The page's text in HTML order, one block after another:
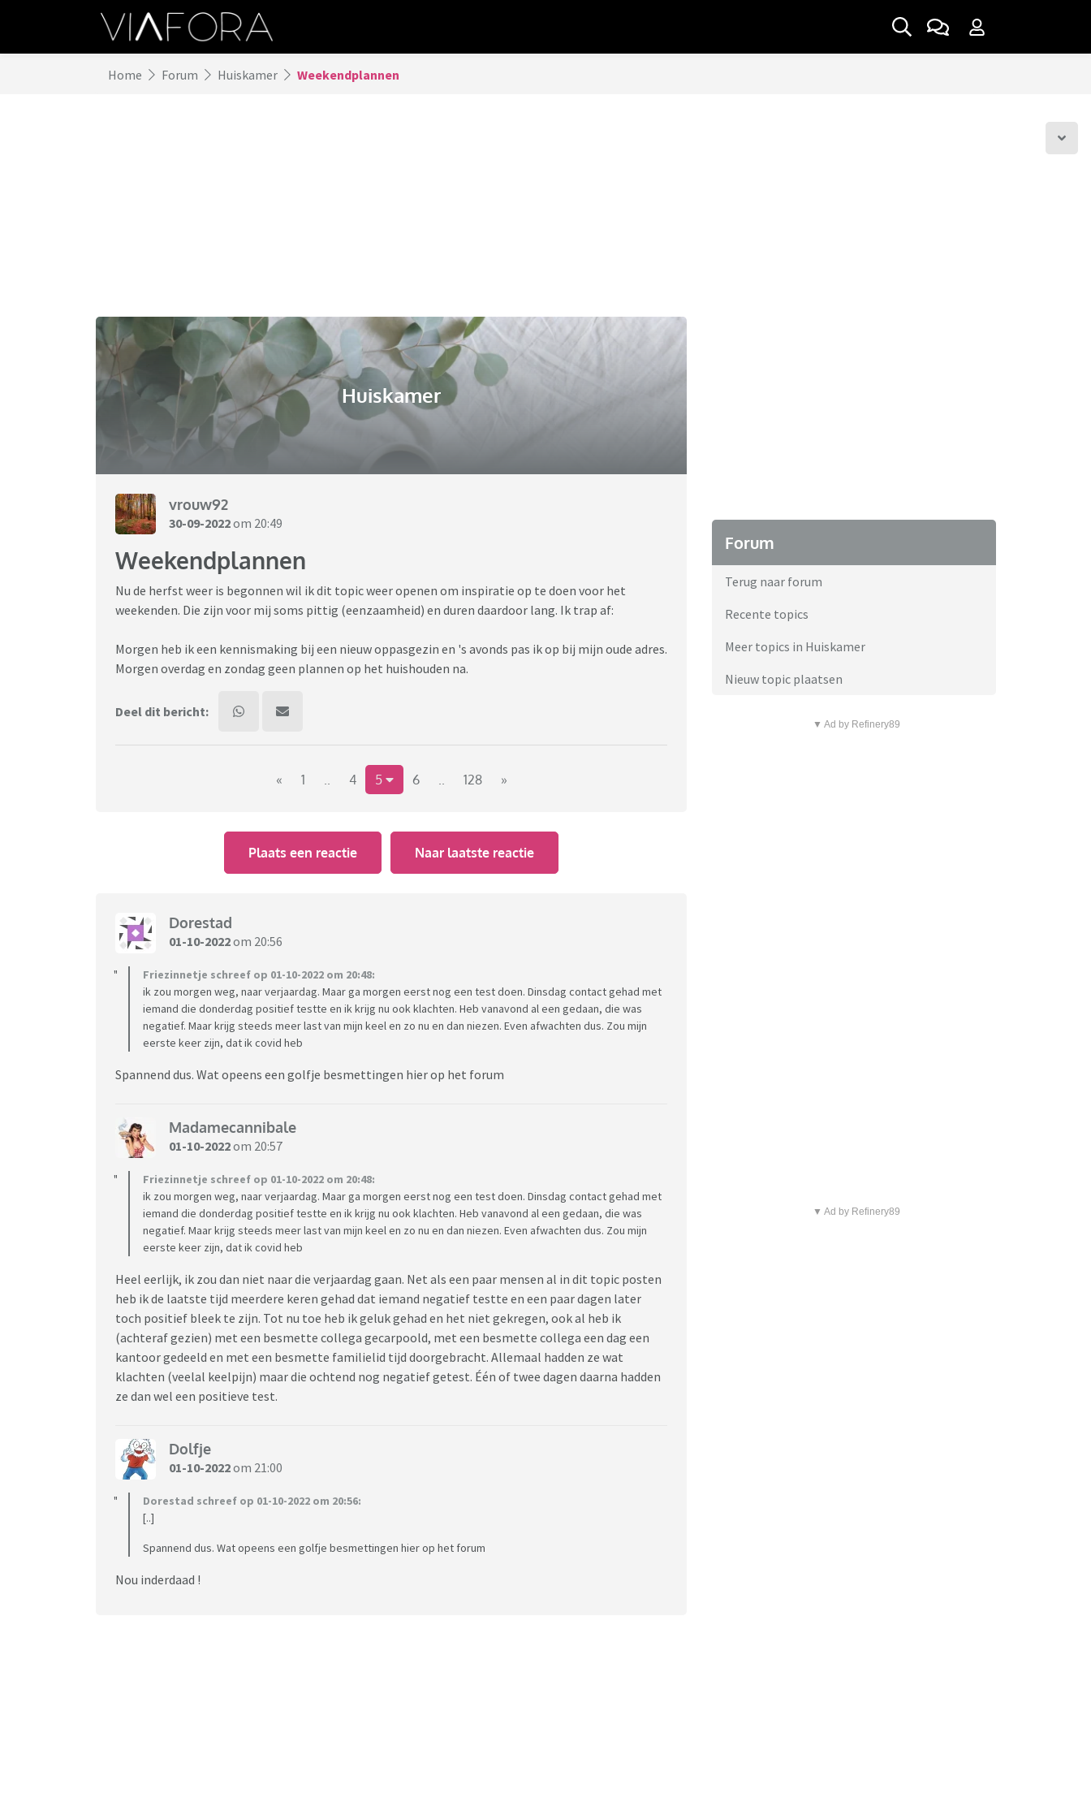
Home Forum Huiskamer Weekendplannen
Huiskamer
vrouw92
30-09-2022om 20:49
Weekendplannen
Nu de herfst weer is begonnen wil ik dit topic weer openen om inspiratie op te doen voor het
weekenden. Die zijn voor mij soms pittig (eenzaamheid) en duren daardoor lang. Ik trap af:
Morgen heb ik een kennismaking bij een nieuw oppasgezin en 's avonds pas ik op bij mijn oude adres.
Morgen overdag en zondag geen plannen op het huishouden na.
Deel dit bericht:
« 1 .. 4 5 6 .. 128 »
Plaats een reactie Naar laatste reactie
Dorestad
01-10-2022om 20:56
Friezinnetje schreef op 01-10-2022 om 20:48:
ik zou morgen weg, naar verjaardag. Maar ga morgen eerst nog een test doen. Dinsdag contact gehad met
iemand die donderdag positief testte en ik krijg nu ook klachten. Heb vanavond al een gedaan, die was
negatief. Maar krijg steeds meer last van mijn keel en zo nu en dan niezen. Even afwachten dus. Zou mijn
eerste keer zijn, dat ik covid heb
Spannend dus. Wat opeens een golfje besmettingen hier op het forum
Madamecannibale
01-10-2022om 20:57
Friezinnetje schreef op 01-10-2022 om 20:48:
ik zou morgen weg, naar verjaardag. Maar ga morgen eerst nog een test doen. Dinsdag contact gehad met
iemand die donderdag positief testte en ik krijg nu ook klachten. Heb vanavond al een gedaan, die was
negatief. Maar krijg steeds meer last van mijn keel en zo nu en dan niezen. Even afwachten dus. Zou mijn
eerste keer zijn, dat ik covid heb
Heel eerlijk, ik zou dan niet naar die verjaardag gaan. Net als een paar mensen al in dit topic posten
heb ik de laatste tijd meerdere keren gehad dat iemand negatief testte en een paar dagen later
toch positief bleek te zijn. Tot nu toe heb ik geluk gehad en het niet gekregen, ook al heb ik
(achteraf gezien) met een besmette collega gecarpoold, met een besmette collega een dag een
kantoor gedeeld en met een besmette familielid tijd doorgebracht. Allemaal hadden ze wat
klachten (veelal keelpijn) maar die ochtend nog negatief getest. Één of twee dagen daarna hadden
ze dan wel een positieve test.
Dolfje
01-10-2022om 21:00
Dorestad schreef op 01-10-2022 om 20:56:
[..]
Spannend dus. Wat opeens een golfje besmettingen hier op het forum
Nou inderdaad !
Forum
Terug naar forum
Recente topics
Meer topics in Huiskamer
Nieuw topic plaatsen
▼ Ad by Refinery89
▼ Ad by Refinery89